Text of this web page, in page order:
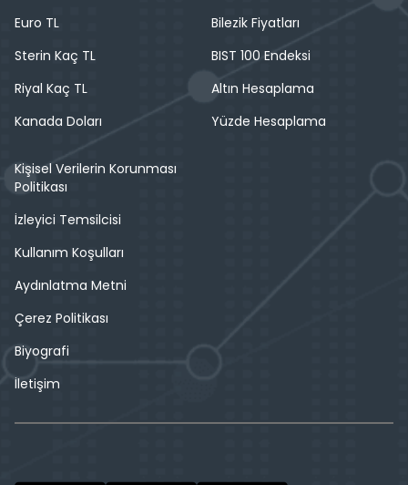
Euro TL
Sterin Kaç TL
Riyal Kaç TL
Kanada Doları
Bilezik Fiyatları
BIST 100 Endeksi
Altın Hesaplama
Yüzde Hesaplama
Kişisel Verilerin Korunması
Politikası
İzleyici Temsilcisi
Kullanım Koşulları
Aydınlatma Metni
Çerez Politikası
Biyografi
İletişim